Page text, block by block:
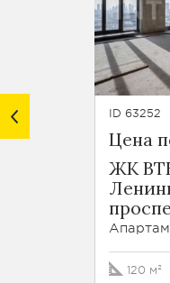
ID 63252
Цена
ЖК
120 м²